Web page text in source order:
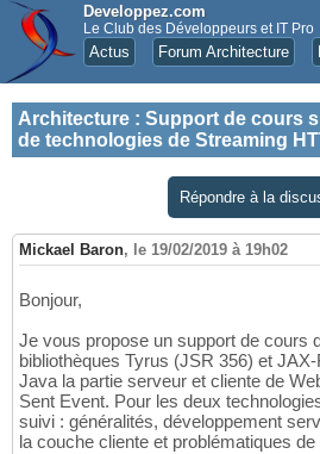
Developpez.com
Le Club des Développeurs et IT Pro
Actus Forum Architecture
Architecture : Support de cours
de technologies de Streaming
Répondre à la
Mickael Baron, le 19/02/2019 à 19h02
Bonjour,
Je vous propose un support de cours
bibliothèques Tyrus (JSR 356) et
Java la partie serveur et cliente de
Sent Event. Pour les deux
suivi : généralités, développement
la couche cliente et problématiques de